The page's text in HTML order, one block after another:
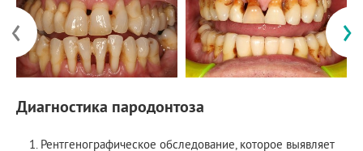
‹ ›
Диагностика пародонтоза
Рентгенографическое обследование, которое выявляет